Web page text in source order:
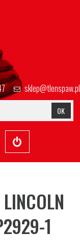
sklep@tlenspaw.pl
OK
1